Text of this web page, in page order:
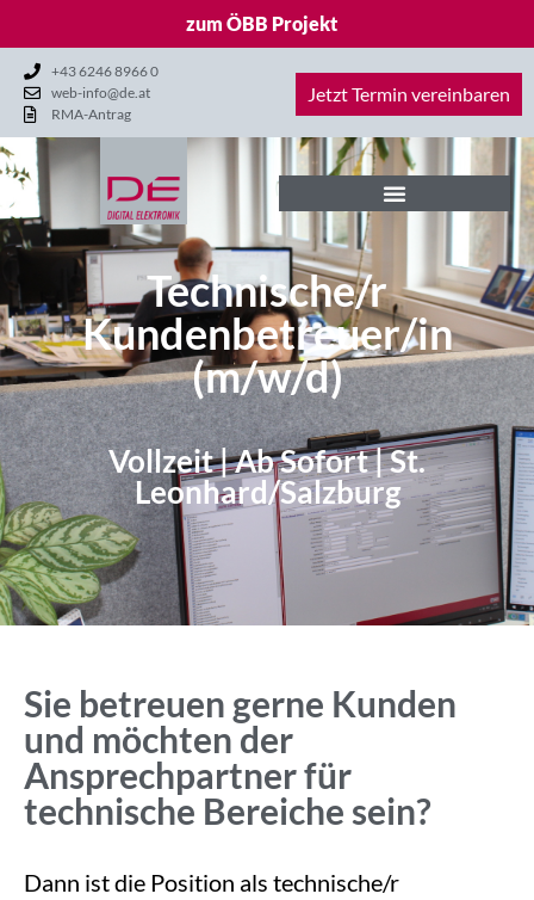
zum ÖBB Projekt
+43 6246 8966 0
web-info@de.at
RMA-Antrag
Jetzt Termin vereinbaren
Technische/r
Kundenbetreuer/in
(m/w/d)
Vollzeit | Ab Sofort | St.
Leonhard/Salzburg
Sie betreuen gerne Kunden
und möchten der
Ansprechpartner für
technische Bereiche sein?
Dann ist die Position als technische/r